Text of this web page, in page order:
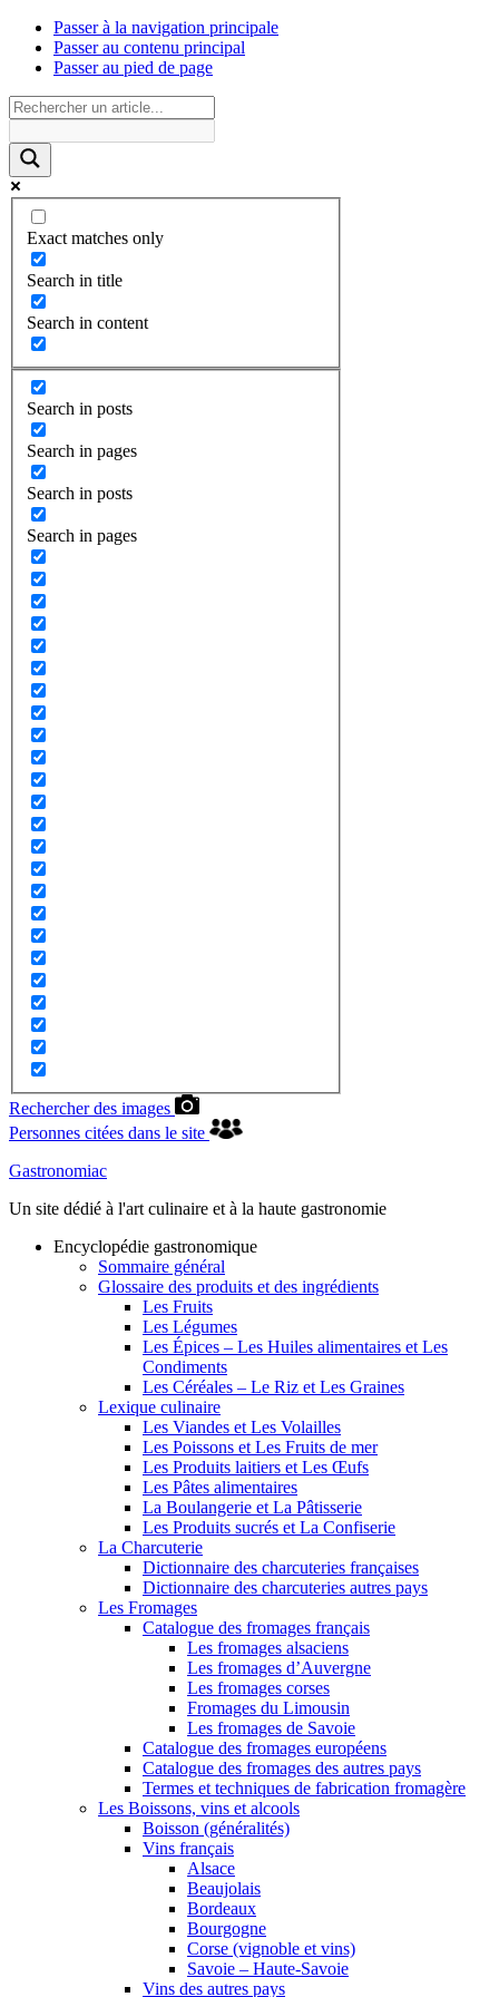
Passer à la navigation principale
Passer au contenu principal
Passer au pied de page
Exact matches only
Search in title
Search in content
Search in posts
Search in pages
Search in posts
Search in pages
Rechercher des images
Personnes citées dans le site
Gastronomiac
Un site dédié à l'art culinaire et à la haute gastronomie
Encyclopédie gastronomique
Sommaire général
Glossaire des produits et des ingrédients
Les Fruits
Les Légumes
Les Épices – Les Huiles alimentaires et Les
Condiments
Les Céréales – Le Riz et Les Graines
Lexique culinaire
Les Viandes et Les Volailles
Les Poissons et Les Fruits de mer
Les Produits laitiers et Les Œufs
Les Pâtes alimentaires
La Boulangerie et La Pâtisserie
Les Produits sucrés et La Confiserie
La Charcuterie
Dictionnaire des charcuteries françaises
Dictionnaire des charcuteries autres pays
Les Fromages
Catalogue des fromages français
Les fromages alsaciens
Les fromages d’Auvergne
Les fromages corses
Fromages du Limousin
Les fromages de Savoie
Catalogue des fromages européens
Catalogue des fromages des autres pays
Termes et techniques de fabrication fromagère
Les Boissons, vins et alcools
Boisson (généralités)
Vins français
Alsace
Beaujolais
Bordeaux
Bourgogne
Corse (vignoble et vins)
Savoie – Haute-Savoie
Vins des autres pays